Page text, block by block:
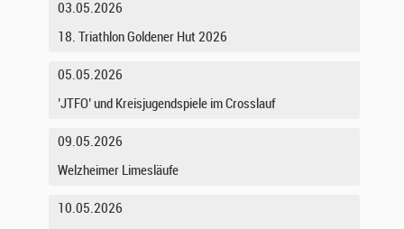
03.05.2026
18. Triathlon Goldener Hut 2026
05.05.2026
’JTFO’ und Kreisjugendspiele im Crosslauf
09.05.2026
Welzheimer Limesläufe
10.05.2026